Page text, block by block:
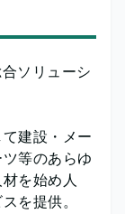
ソリューシ
建設・メー
等のあらゆ
を始め人
を提供。